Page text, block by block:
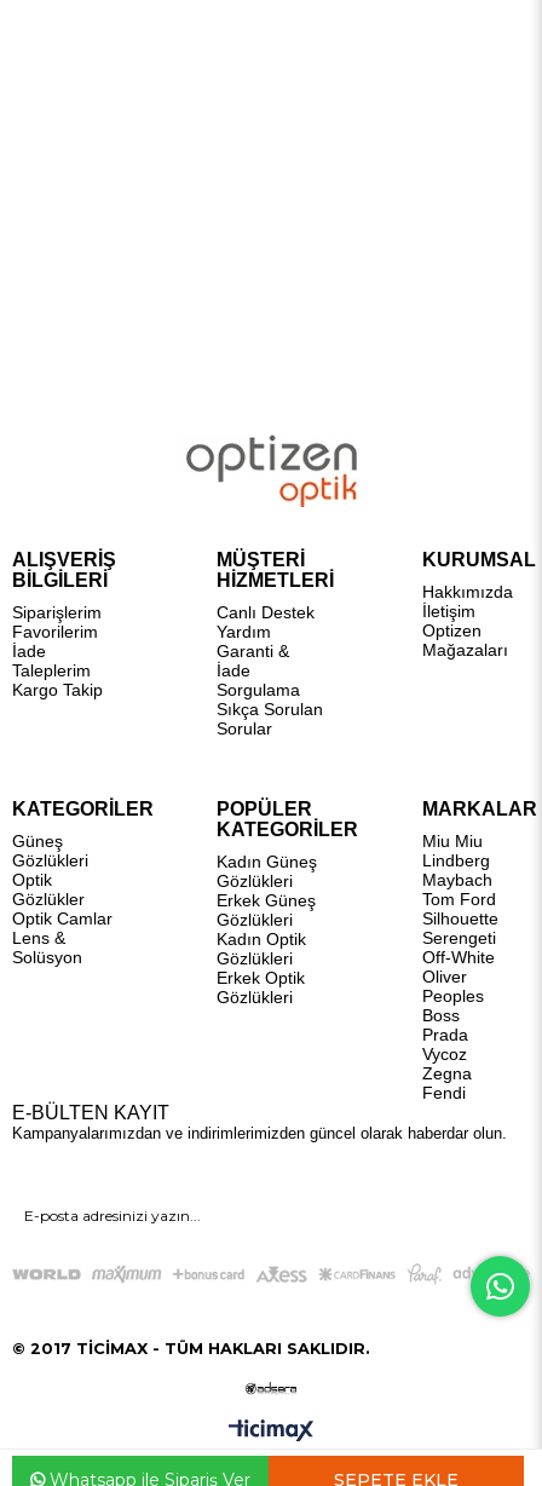
ALIŞVERİŞ
BİLGİLERİ
Siparişlerim
Favorilerim
İade
Taleplerim
Kargo Takip
MÜŞTERİ
HİZMETLERİ
Canlı Destek
Yardım
Garanti &
İade
Sorgulama
Sıkça Sorulan
Sorular
KURUMSAL
Hakkımızda
İletişim
Optizen
Mağazaları
KATEGORİLER
Güneş
Gözlükleri
Optik
Gözlükler
Optik Camlar
Lens &
Solüsyon
POPÜLER
KATEGORİLER
Kadın Güneş
Gözlükleri
Erkek Güneş
Gözlükleri
Kadın Optik
Gözlükleri
Erkek Optik
Gözlükleri
MARKALAR
Miu Miu
Lindberg
Maybach
Tom Ford
Silhouette
Serengeti
Off-White
Oliver
Peoples
Boss
Prada
Vycoz
Zegna
Fendi
E-BÜLTEN KAYIT
Kampanyalarımızdan ve indirimlerimizden güncel olarak haberdar olun.
GÖNDER
© 2017 TİCİMAX - TÜM HAKLARI SAKLIDIR.
Whatsapp ile Sipariş Ver